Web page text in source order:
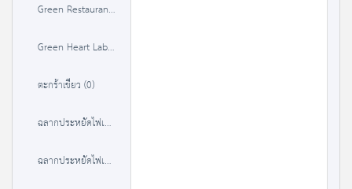
Green Restaurant (35)
Green Heart Label (36)
ตะกร้าเขียว (0)
ฉลากประหยัดไฟเบอร์ 5 (1 ดาว) (380)
ฉลากประหยัดไฟเบอร์ 5 (2 ดาว) (384)